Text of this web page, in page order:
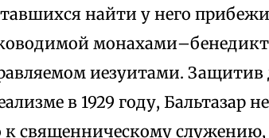
найти у него
иезуитами.
в 1929 году, Бальтазар
к священническому